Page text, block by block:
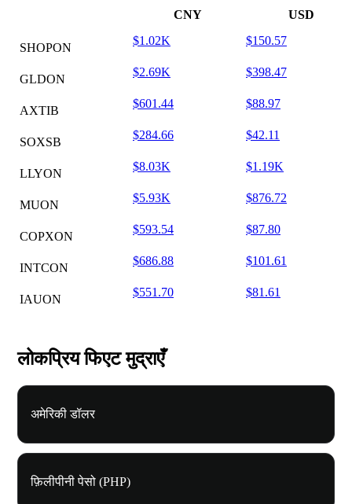
CNY USD
SHOPON
$1.02K $150.57
GLDON
$2.69K $398.47
AXTIB
$601.44 $88.97
SOXSB
$284.66 $42.11
LLYON
$8.03K $1.19K
MUON
$5.93K $876.72
COPXON
$593.54 $87.80
INTCON
$686.88 $101.61
IAUON
$551.70 $81.61
लोकप्रिय फिएट मुद्राएँ
अमेरिकी डॉलर
फ़िलीपीनी पेसो (PHP)